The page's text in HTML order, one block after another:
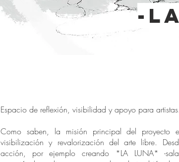
-
Espacio de reflexión, visibilidad y apoyo para artistas.
Como saben, la misión principal del proyecto
visibilización y revalorización del arte libre.
acción, por ejemplo creando *LA LUNA* -